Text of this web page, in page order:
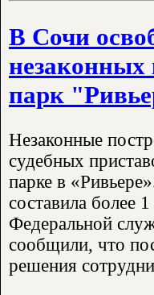
В Сочи
незаконных
парк
Незаконные
судебных
парке в
составила более
Федеральной
сообщили, что
решения